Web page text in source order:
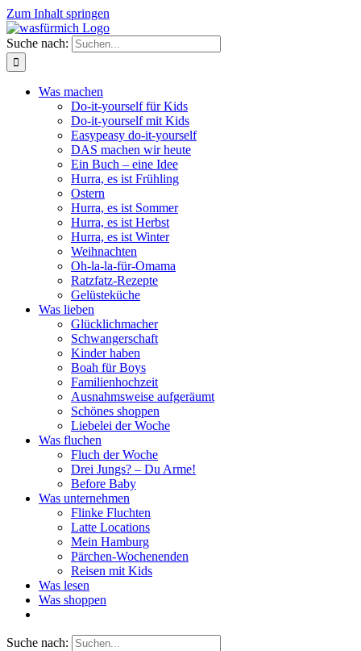
Zum Inhalt springen
Suche nach:
Was machen
Do-it-yourself für Kids
Do-it-yourself mit Kids
Easypeasy do-it-yourself
DAS machen wir heute
Ein Buch – eine Idee
Hurra, es ist Frühling
Ostern
Hurra, es ist Sommer
Hurra, es ist Herbst
Hurra, es ist Winter
Weihnachten
Oh-la-la-für-Omama
Ratzfatz-Rezepte
Gelüsteküche
Was lieben
Glücklichmacher
Schwangerschaft
Kinder haben
Boah für Boys
Familienhochzeit
Ausnahmsweise aufgeräumt
Schönes shoppen
Liebelei der Woche
Was fluchen
Fluch der Woche
Drei Jungs? – Du Arme!
Before Baby
Was unternehmen
Flinke Fluchten
Latte Locations
Mein Hamburg
Pärchen-Wochenenden
Reisen mit Kids
Was lesen
Was shoppen
Suche nach: